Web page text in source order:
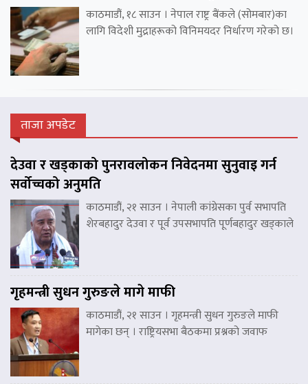
काठमाडौं, १८ साउन । नेपाल राष्ट्र बैंकले (सोमबार)का
लागि विदेशी मुद्राहरूको विनिमयदर निर्धारण गरेको छ।
ताजा अपडेट
देउवा र खड्काको पुनरावलोकन निवेदनमा सुनुवाइ गर्न
सर्वोच्चको अनुमति
काठमाडौं, २१ साउन । नेपाली कांग्रेसका पुर्व सभापति
शेरबहादुर देउवा र पूर्व उपसभापति पूर्णबहादुर खड्काले
गृहमन्त्री सुधन गुरुङले मागे माफी
काठमाडौं, २१ साउन । गृहमन्त्री सुधन गुरुङले माफी
मागेका छन् । राष्ट्रियसभा बैठकमा प्रश्नको जवाफ